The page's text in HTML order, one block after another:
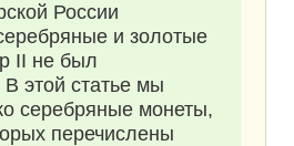
России
и золотые
II не был
этой статье мы
серебряные монеты,
перечислены